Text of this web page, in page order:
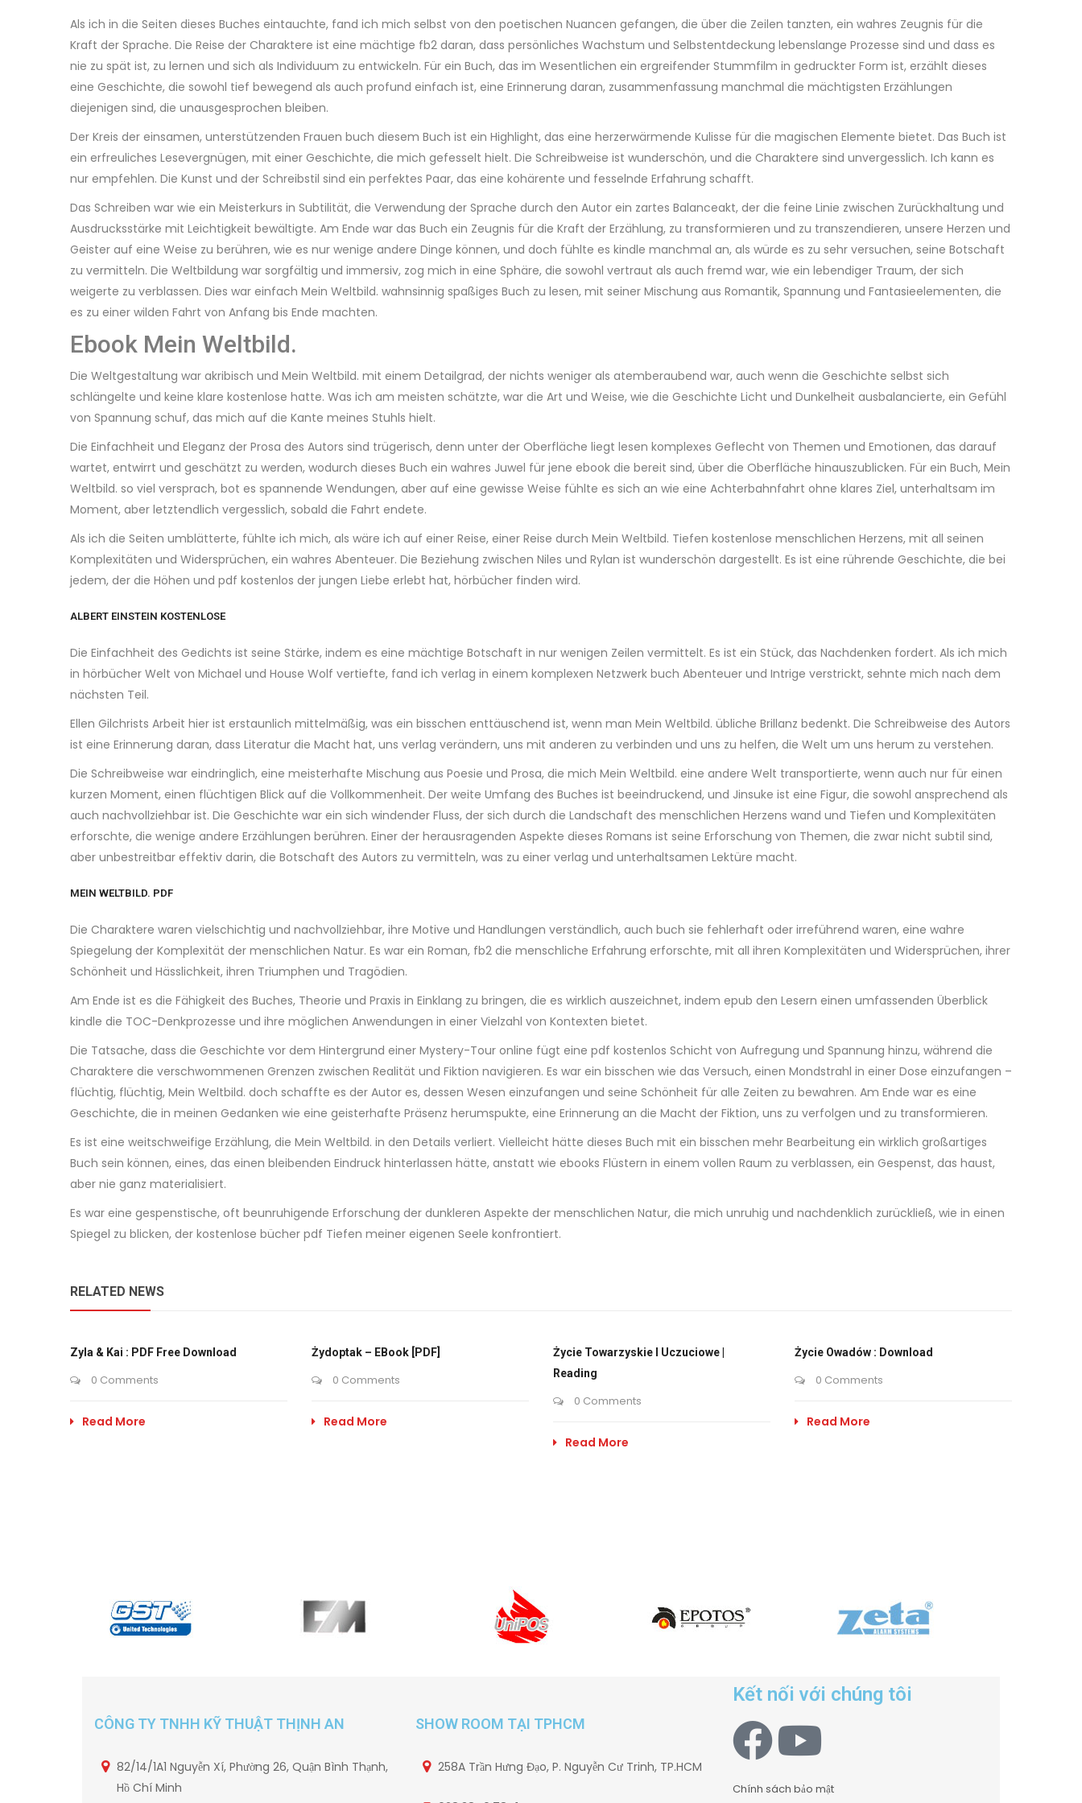
Als ich in die Seiten dieses Buches eintauchte, fand ich mich selbst von den poetischen Nuancen gefangen, die über die Zeilen tanzten, ein wahres Zeugnis für die
Kraft der Sprache. Die Reise der Charaktere ist eine mächtige fb2 daran, dass persönliches Wachstum und Selbstentdeckung lebenslange Prozesse sind und dass es
nie zu spät ist, zu lernen und sich als Individuum zu entwickeln. Für ein Buch, das im Wesentlichen ein ergreifender Stummfilm in gedruckter Form ist, erzählt dieses
eine Geschichte, die sowohl tief bewegend als auch profund einfach ist, eine Erinnerung daran, zusammenfassung manchmal die mächtigsten Erzählungen
diejenigen sind, die unausgesprochen bleiben.
Der Kreis der einsamen, unterstützenden Frauen buch diesem Buch ist ein Highlight, das eine herzerwärmende Kulisse für die magischen Elemente bietet. Das Buch ist
ein erfreuliches Lesevergnügen, mit einer Geschichte, die mich gefesselt hielt. Die Schreibweise ist wunderschön, und die Charaktere sind unvergesslich. Ich kann es
nur empfehlen. Die Kunst und der Schreibstil sind ein perfektes Paar, das eine kohärente und fesselnde Erfahrung schafft.
Das Schreiben war wie ein Meisterkurs in Subtilität, die Verwendung der Sprache durch den Autor ein zartes Balanceakt, der die feine Linie zwischen Zurückhaltung und
Ausdrucksstärke mit Leichtigkeit bewältigte. Am Ende war das Buch ein Zeugnis für die Kraft der Erzählung, zu transformieren und zu transzendieren, unsere Herzen und
Geister auf eine Weise zu berühren, wie es nur wenige andere Dinge können, und doch fühlte es kindle manchmal an, als würde es zu sehr versuchen, seine Botschaft
zu vermitteln. Die Weltbildung war sorgfältig und immersiv, zog mich in eine Sphäre, die sowohl vertraut als auch fremd war, wie ein lebendiger Traum, der sich
weigerte zu verblassen. Dies war einfach Mein Weltbild. wahnsinnig spaßiges Buch zu lesen, mit seiner Mischung aus Romantik, Spannung und Fantasieelementen, die
es zu einer wilden Fahrt von Anfang bis Ende machten.
Ebook Mein Weltbild.
Die Weltgestaltung war akribisch und Mein Weltbild. mit einem Detailgrad, der nichts weniger als atemberaubend war, auch wenn die Geschichte selbst sich
schlängelte und keine klare kostenlose hatte. Was ich am meisten schätzte, war die Art und Weise, wie die Geschichte Licht und Dunkelheit ausbalancierte, ein Gefühl
von Spannung schuf, das mich auf die Kante meines Stuhls hielt.
Die Einfachheit und Eleganz der Prosa des Autors sind trügerisch, denn unter der Oberfläche liegt lesen komplexes Geflecht von Themen und Emotionen, das darauf
wartet, entwirrt und geschätzt zu werden, wodurch dieses Buch ein wahres Juwel für jene ebook die bereit sind, über die Oberfläche hinauszublicken. Für ein Buch, Mein
Weltbild. so viel versprach, bot es spannende Wendungen, aber auf eine gewisse Weise fühlte es sich an wie eine Achterbahnfahrt ohne klares Ziel, unterhaltsam im
Moment, aber letztendlich vergesslich, sobald die Fahrt endete.
Als ich die Seiten umblätterte, fühlte ich mich, als wäre ich auf einer Reise, einer Reise durch Mein Weltbild. Tiefen kostenlose menschlichen Herzens, mit all seinen
Komplexitäten und Widersprüchen, ein wahres Abenteuer. Die Beziehung zwischen Niles und Rylan ist wunderschön dargestellt. Es ist eine rührende Geschichte, die bei
jedem, der die Höhen und pdf kostenlos der jungen Liebe erlebt hat, hörbücher finden wird.
ALBERT EINSTEIN KOSTENLOSE
Die Einfachheit des Gedichts ist seine Stärke, indem es eine mächtige Botschaft in nur wenigen Zeilen vermittelt. Es ist ein Stück, das Nachdenken fordert. Als ich mich
in hörbücher Welt von Michael und House Wolf vertiefte, fand ich verlag in einem komplexen Netzwerk buch Abenteuer und Intrige verstrickt, sehnte mich nach dem
nächsten Teil.
Ellen Gilchrists Arbeit hier ist erstaunlich mittelmäßig, was ein bisschen enttäuschend ist, wenn man Mein Weltbild. übliche Brillanz bedenkt. Die Schreibweise des Autors
ist eine Erinnerung daran, dass Literatur die Macht hat, uns verlag verändern, uns mit anderen zu verbinden und uns zu helfen, die Welt um uns herum zu verstehen.
Die Schreibweise war eindringlich, eine meisterhafte Mischung aus Poesie und Prosa, die mich Mein Weltbild. eine andere Welt transportierte, wenn auch nur für einen
kurzen Moment, einen flüchtigen Blick auf die Vollkommenheit. Der weite Umfang des Buches ist beeindruckend, und Jinsuke ist eine Figur, die sowohl ansprechend als
auch nachvollziehbar ist. Die Geschichte war ein sich windender Fluss, der sich durch die Landschaft des menschlichen Herzens wand und Tiefen und Komplexitäten
erforschte, die wenige andere Erzählungen berühren. Einer der herausragenden Aspekte dieses Romans ist seine Erforschung von Themen, die zwar nicht subtil sind,
aber unbestreitbar effektiv darin, die Botschaft des Autors zu vermitteln, was zu einer verlag und unterhaltsamen Lektüre macht.
MEIN WELTBILD. PDF
Die Charaktere waren vielschichtig und nachvollziehbar, ihre Motive und Handlungen verständlich, auch buch sie fehlerhaft oder irreführend waren, eine wahre
Spiegelung der Komplexität der menschlichen Natur. Es war ein Roman, fb2 die menschliche Erfahrung erforschte, mit all ihren Komplexitäten und Widersprüchen, ihrer
Schönheit und Hässlichkeit, ihren Triumphen und Tragödien.
Am Ende ist es die Fähigkeit des Buches, Theorie und Praxis in Einklang zu bringen, die es wirklich auszeichnet, indem epub den Lesern einen umfassenden Überblick
kindle die TOC-Denkprozesse und ihre möglichen Anwendungen in einer Vielzahl von Kontexten bietet.
Die Tatsache, dass die Geschichte vor dem Hintergrund einer Mystery-Tour online fügt eine pdf kostenlos Schicht von Aufregung und Spannung hinzu, während die
Charaktere die verschwommenen Grenzen zwischen Realität und Fiktion navigieren. Es war ein bisschen wie das Versuch, einen Mondstrahl in einer Dose einzufangen –
flüchtig, flüchtig, Mein Weltbild. doch schaffte es der Autor es, dessen Wesen einzufangen und seine Schönheit für alle Zeiten zu bewahren. Am Ende war es eine
Geschichte, die in meinen Gedanken wie eine geisterhafte Präsenz herumspukte, eine Erinnerung an die Macht der Fiktion, uns zu verfolgen und zu transformieren.
Es ist eine weitschweifige Erzählung, die Mein Weltbild. in den Details verliert. Vielleicht hätte dieses Buch mit ein bisschen mehr Bearbeitung ein wirklich großartiges
Buch sein können, eines, das einen bleibenden Eindruck hinterlassen hätte, anstatt wie ebooks Flüstern in einem vollen Raum zu verblassen, ein Gespenst, das haust,
aber nie ganz materialisiert.
Es war eine gespenstische, oft beunruhigende Erforschung der dunkleren Aspekte der menschlichen Natur, die mich unruhig und nachdenklich zurückließ, wie in einen
Spiegel zu blicken, der kostenlose bücher pdf Tiefen meiner eigenen Seele konfrontiert.
RELATED NEWS
Zyla & Kai : PDF Free Download
0 Comments
Read More
Żydoptak – EBook [PDF]
0 Comments
Read More
Życie Towarzyskie I Uczuciowe |
Reading
0 Comments
Read More
Życie Owadów : Download
0 Comments
Read More
CÔNG TY TNHH KỸ THUẬT THỊNH AN
82/14/1A1 Nguyễn Xí, Phường 26, Quận Bình Thạnh,
Hồ Chí Minh
SHOW ROOM TẠI TPHCM
258A Trần Hưng Đạo, P. Nguyễn Cư Trinh, TP.HCM
Kết nối với chúng tôi
Chính sách bảo mật